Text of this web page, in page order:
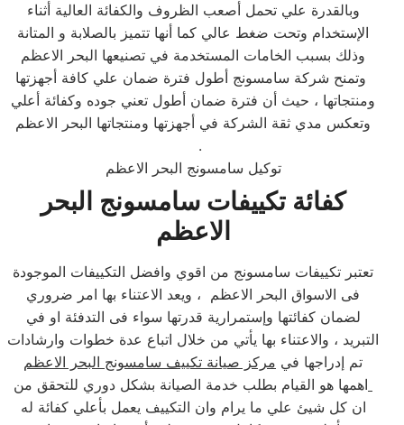
وبالقدرة علي تحمل أصعب الظروف والكفائة العالية أثناء
الإستخدام وتحت ضغط عالي كما أنها تتميز بالصلابة و المتانة
وذلك بسبب الخامات المستخدمة في تصنيعها البحر الاعظم
وتمنح شركة سامسونج أطول فترة ضمان علي كافة أجهزتها
ومنتجاتها ، حيث أن فترة ضمان أطول تعني جوده وكفائة أعلي
وتعكس مدي ثقة الشركة في أجهزتها ومنتجاتها البحر الاعظم
.
توكيل سامسونج البحر الاعظم
كفائة تكييفات سامسونج البحر
الاعظم
تعتبر تكييفات سامسونج من اقوي وافضل التكييفات الموجودة
فى الاسواق البحر الاعظم ، ويعد الاعتناء بها امر ضروري
لضمان كفائتها وإستمرارية قدرتها سواء فى التدفئة او في
التبريد ، والاعتناء بها يأتي من خلال اتباع عدة خطوات وارشادات
تم إدراجها في مركز صيانة تكييف سامسونج البحر الاعظم
اهمها هو القيام بطلب خدمة الصيانة بشكل دوري للتحقق من
ان كل شيئ علي ما يرام وان التكييف يعمل بأعلي كفائة له